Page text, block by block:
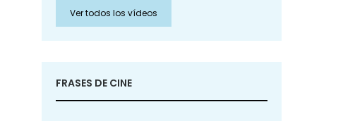
Aceptar cookies de Redes
Sociales
Ver todos los vídeos
FRASES DE CINE